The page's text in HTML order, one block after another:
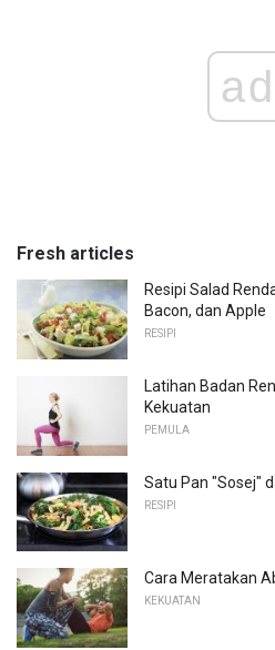
ad
Fresh articles
Resipi Salad
Bacon, dan Apple
RESIPI
Latihan Badan
Kekuatan
PEMULA
Satu Pan "Sosej"
RESIPI
Cara Meratakan
KEKUATAN